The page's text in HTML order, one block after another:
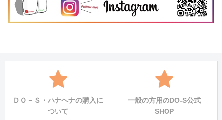
ＤＯ－Ｓ・ハナヘナの購入に
ついて
一般の方用のDO-S公式
SHOP